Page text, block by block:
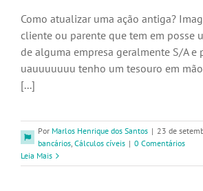
Como atualizar uma ação antiga?
cliente ou parente que tem em posse
de alguma empresa geralmente S/A e
uauuuuuuu tenho um tesouro em
[...]
Por Marlos Henrique dos Santos | 23 de
bancários, Cálculos cíveis | 0 Comentários
Leia Mais